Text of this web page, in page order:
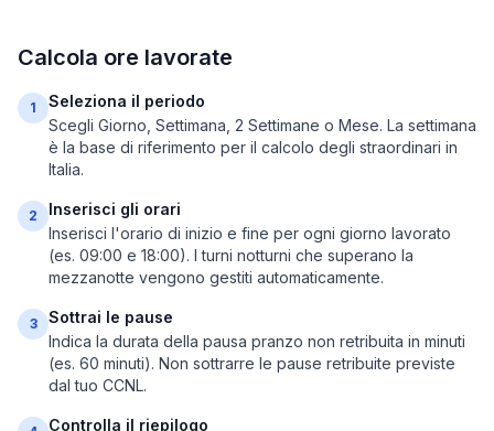
Calcola ore lavorate
1
Seleziona il periodo
Scegli Giorno, Settimana, 2 Settimane o Mese. La settimana
è la base di riferimento per il calcolo degli straordinari in
Italia.
2
Inserisci gli orari
Inserisci l'orario di inizio e fine per ogni giorno lavorato
(es. 09:00 e 18:00). I turni notturni che superano la
mezzanotte vengono gestiti automaticamente.
3
Sottrai le pause
Indica la durata della pausa pranzo non retribuita in minuti
(es. 60 minuti). Non sottrarre le pause retribuite previste
dal tuo CCNL.
Controlla il riepilogo